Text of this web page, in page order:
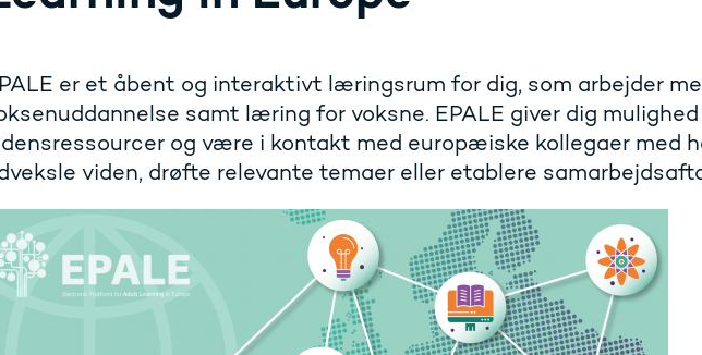
er et åbent og interaktivt læringsrum for dig, som arbejder
samt læring for voksne. EPALE giver dig
og være i kontakt med europæiske kollegaer med
viden, drøfte relevante temaer eller etablere